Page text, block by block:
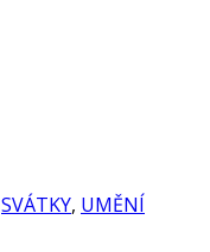
SVÁTKY, UMĚNÍ